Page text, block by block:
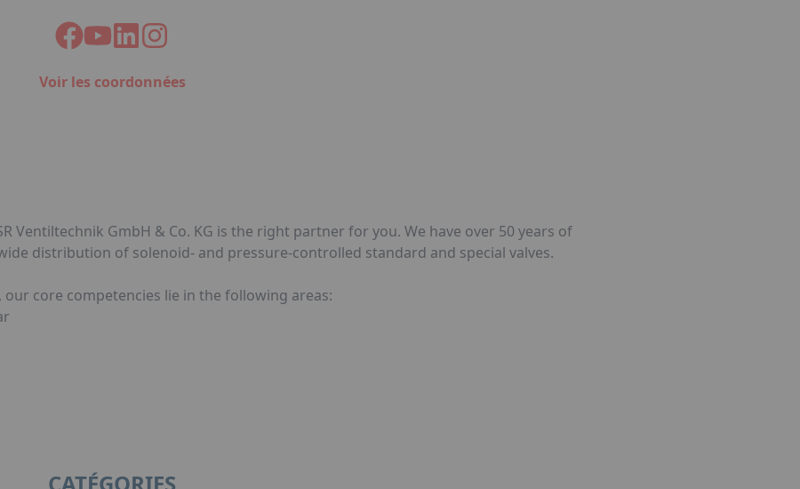
Voir les coordonnées
Ventiltechnik GmbH & Co. KG is the right partner for you. We have over 50 years of
distribution of solenoid- and pressure-controlled standard and special valves.
core competencies lie in the following areas: